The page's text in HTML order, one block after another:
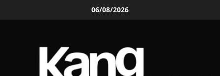
06/08/2026